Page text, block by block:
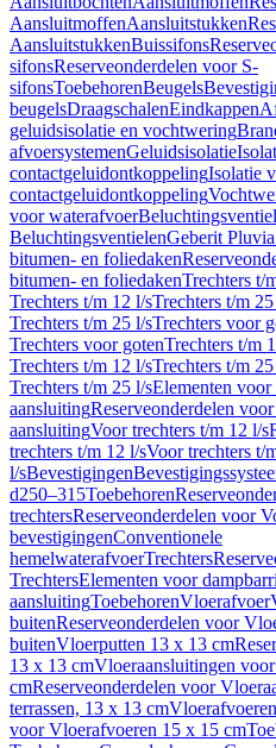
AansluitmoffenAansluitstukken
AansluitstukkenBuissifons
sifonsReserveonderdelen voor S-
sifonsToebehorenBeugels
beugelsDraagschalenEindkappen
geluidsisolatie en vochtwering
afvoersystemenGeluidsisolatie
contactgeluidontkoppelingIsolatie
contactgeluidontkoppeling
voor waterafvoer
BeluchtingsventielenGeberit
bitumen- en foliedaken
bitumen- en foliedakenTrechters t/
Trechters t/m 12 l/sTrechters t/m
Trechters t/m 25 l/sTrechters voor
Trechters voor gotenTrechters t/m
Trechters t/m 12 l/sTrechters t/m
Trechters t/m 25 l/sElementen voor
aansluitingReserveonderdelen
aansluitingVoor trechters t/m 12 l/s
trechters t/m 12 l/sVoor trechters t/
l/sBevestigingen
d250–315Toebehoren
trechtersReserveonderdelen voor
bevestigingenConventionele
hemelwaterafvoerTrechters
TrechtersElementen voor
aansluitingToebehorenVloerafvoer
buitenReserveonderdelen voor
buitenVloerputten 13 x 13 cm
13 x 13 cmVloeraansluitingen
cmReserveonderdelen voor
terrassen, 13 x 13 cm
voor Vloerafvoeren 15 x 15 cm